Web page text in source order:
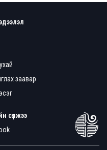
заавар
сүлжээ